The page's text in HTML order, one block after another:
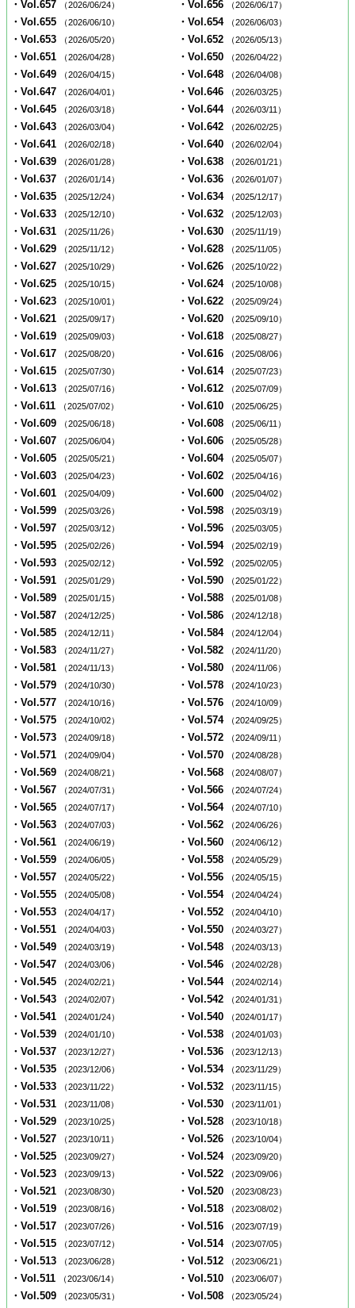
・Vol.657 （2026/06/24） ・Vol.656 （2026/06/17）
・Vol.655 （2026/06/10） ・Vol.654 （2026/06/03）
・Vol.653 （2026/05/20） ・Vol.652 （2026/05/13）
・Vol.651 （2026/04/28） ・Vol.650 （2026/04/22）
・Vol.649 （2026/04/15） ・Vol.648 （2026/04/08）
・Vol.647 （2026/04/01） ・Vol.646 （2026/03/25）
・Vol.645 （2026/03/18） ・Vol.644 （2026/03/11）
・Vol.643 （2026/03/04） ・Vol.642 （2026/02/25）
・Vol.641 （2026/02/18） ・Vol.640 （2026/02/04）
・Vol.639 （2026/01/28） ・Vol.638 （2026/01/21）
・Vol.637 （2026/01/14） ・Vol.636 （2026/01/07）
・Vol.635 （2025/12/24） ・Vol.634 （2025/12/17）
・Vol.633 （2025/12/10） ・Vol.632 （2025/12/03）
・Vol.631 （2025/11/26） ・Vol.630 （2025/11/19）
・Vol.629 （2025/11/12） ・Vol.628 （2025/11/05）
・Vol.627 （2025/10/29） ・Vol.626 （2025/10/22）
・Vol.625 （2025/10/15） ・Vol.624 （2025/10/08）
・Vol.623 （2025/10/01） ・Vol.622 （2025/09/24）
・Vol.621 （2025/09/17） ・Vol.620 （2025/09/10）
・Vol.619 （2025/09/03） ・Vol.618 （2025/08/27）
・Vol.617 （2025/08/20） ・Vol.616 （2025/08/06）
・Vol.615 （2025/07/30） ・Vol.614 （2025/07/23）
・Vol.613 （2025/07/16） ・Vol.612 （2025/07/09）
・Vol.611 （2025/07/02） ・Vol.610 （2025/06/25）
・Vol.609 （2025/06/18） ・Vol.608 （2025/06/11）
・Vol.607 （2025/06/04） ・Vol.606 （2025/05/28）
・Vol.605 （2025/05/21） ・Vol.604 （2025/05/07）
・Vol.603 （2025/04/23） ・Vol.602 （2025/04/16）
・Vol.601 （2025/04/09） ・Vol.600 （2025/04/02）
・Vol.599 （2025/03/26） ・Vol.598 （2025/03/19）
・Vol.597 （2025/03/12） ・Vol.596 （2025/03/05）
・Vol.595 （2025/02/26） ・Vol.594 （2025/02/19）
・Vol.593 （2025/02/12） ・Vol.592 （2025/02/05）
・Vol.591 （2025/01/29） ・Vol.590 （2025/01/22）
・Vol.589 （2025/01/15） ・Vol.588 （2025/01/08）
・Vol.587 （2024/12/25） ・Vol.586 （2024/12/18）
・Vol.585 （2024/12/11） ・Vol.584 （2024/12/04）
・Vol.583 （2024/11/27） ・Vol.582 （2024/11/20）
・Vol.581 （2024/11/13） ・Vol.580 （2024/11/06）
・Vol.579 （2024/10/30） ・Vol.578 （2024/10/23）
・Vol.577 （2024/10/16） ・Vol.576 （2024/10/09）
・Vol.575 （2024/10/02） ・Vol.574 （2024/09/25）
・Vol.573 （2024/09/18） ・Vol.572 （2024/09/11）
・Vol.571 （2024/09/04） ・Vol.570 （2024/08/28）
・Vol.569 （2024/08/21） ・Vol.568 （2024/08/07）
・Vol.567 （2024/07/31） ・Vol.566 （2024/07/24）
・Vol.565 （2024/07/17） ・Vol.564 （2024/07/10）
・Vol.563 （2024/07/03） ・Vol.562 （2024/06/26）
・Vol.561 （2024/06/19） ・Vol.560 （2024/06/12）
・Vol.559 （2024/06/05） ・Vol.558 （2024/05/29）
・Vol.557 （2024/05/22） ・Vol.556 （2024/05/15）
・Vol.555 （2024/05/08） ・Vol.554 （2024/04/24）
・Vol.553 （2024/04/17） ・Vol.552 （2024/04/10）
・Vol.551 （2024/04/03） ・Vol.550 （2024/03/27）
・Vol.549 （2024/03/19） ・Vol.548 （2024/03/13）
・Vol.547 （2024/03/06） ・Vol.546 （2024/02/28）
・Vol.545 （2024/02/21） ・Vol.544 （2024/02/14）
・Vol.543 （2024/02/07） ・Vol.542 （2024/01/31）
・Vol.541 （2024/01/24） ・Vol.540 （2024/01/17）
・Vol.539 （2024/01/10） ・Vol.538 （2024/01/03）
・Vol.537 （2023/12/27） ・Vol.536 （2023/12/13）
・Vol.535 （2023/12/06） ・Vol.534 （2023/11/29）
・Vol.533 （2023/11/22） ・Vol.532 （2023/11/15）
・Vol.531 （2023/11/08） ・Vol.530 （2023/11/01）
・Vol.529 （2023/10/25） ・Vol.528 （2023/10/18）
・Vol.527 （2023/10/11） ・Vol.526 （2023/10/04）
・Vol.525 （2023/09/27） ・Vol.524 （2023/09/20）
・Vol.523 （2023/09/13） ・Vol.522 （2023/09/06）
・Vol.521 （2023/08/30） ・Vol.520 （2023/08/23）
・Vol.519 （2023/08/16） ・Vol.518 （2023/08/02）
・Vol.517 （2023/07/26） ・Vol.516 （2023/07/19）
・Vol.515 （2023/07/12） ・Vol.514 （2023/07/05）
・Vol.513 （2023/06/28） ・Vol.512 （2023/06/21）
・Vol.511 （2023/06/14） ・Vol.510 （2023/06/07）
・Vol.509 （2023/05/31） ・Vol.508 （2023/05/24）